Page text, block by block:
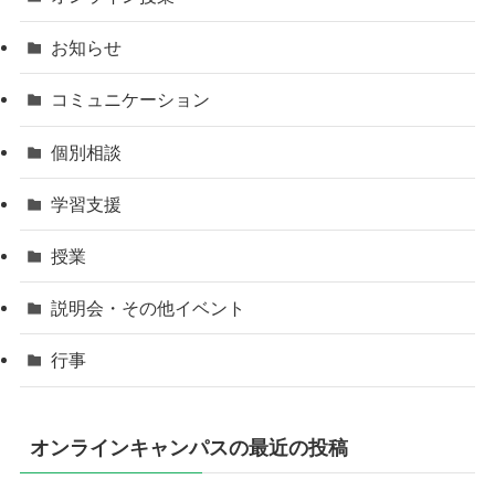
お知らせ
コミュニケーション
個別相談
学習支援
授業
説明会・その他イベント
行事
オンラインキャンパスの最近の投稿